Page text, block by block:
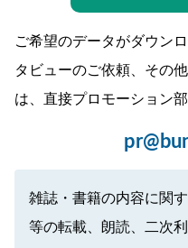
ご希望のデータがダウン
タビューのご依頼、その
は、直接プロモーション
雑誌・書籍の内容に関
等の転載、朗読、二次